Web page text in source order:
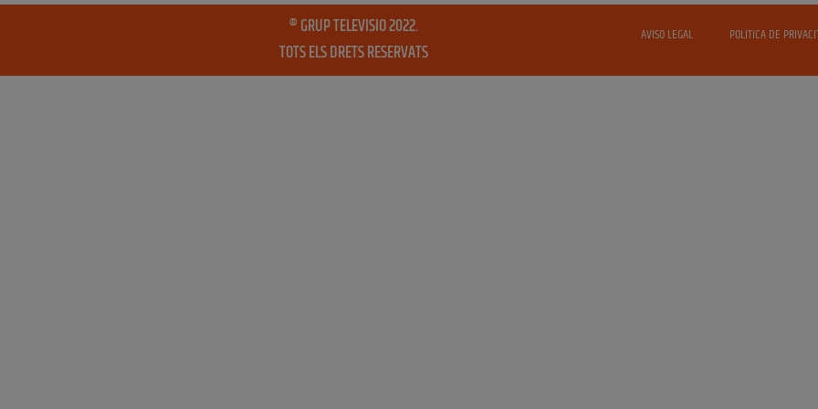
® GRUP TELEVISIO 2022.
TOTS ELS DRETS RESERVATS
AVISO LEGAL POLITICA DE